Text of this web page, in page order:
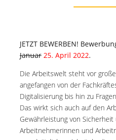
JETZT BEWERBEN!
Januar 25. April 2022.
Die Arbeitswelt steht vor
angefangen von der
Digitalisierung bis hin zu
Das wirkt sich auch auf den
Gewährleistung von
Arbeitnehmerinnen und